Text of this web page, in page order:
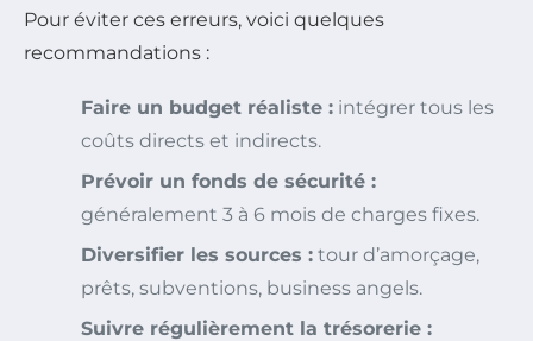
Pour éviter ces erreurs, voici quelques
recommandations :
Faire un budget réaliste : intégrer tous les
coûts directs et indirects.
Prévoir un fonds de sécurité :
généralement 3 à 6 mois de charges fixes.
Diversifier les sources : tour d’amorçage,
prêts, subventions, business angels.
Suivre régulièrement la trésorerie :